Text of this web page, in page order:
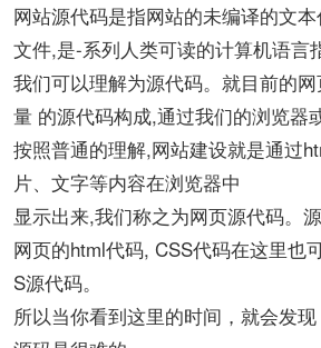
网站源代码是指网站的未编译的文
文件,是-系列人类可读的计算机语言
我们可以理解为源代码。就目前的
量 的源代码构成,通过我们的浏览器
按照普通的理解,网站建设就是通过
片、文字等内容在浏览器中
显示出来,我们称之为网页源代码。
网页的html代码, CSS代码在这里也
S源代码。
所以当你看到这里的时间，就会发